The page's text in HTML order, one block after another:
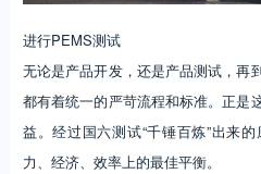
进行PEMS测试
无论是产品开发，还是产品测试，再
都有着统一的严苛流程和标准。正是
益。经过国六测试“千锤百炼”出来
力、经济、效率上的最佳平衡。